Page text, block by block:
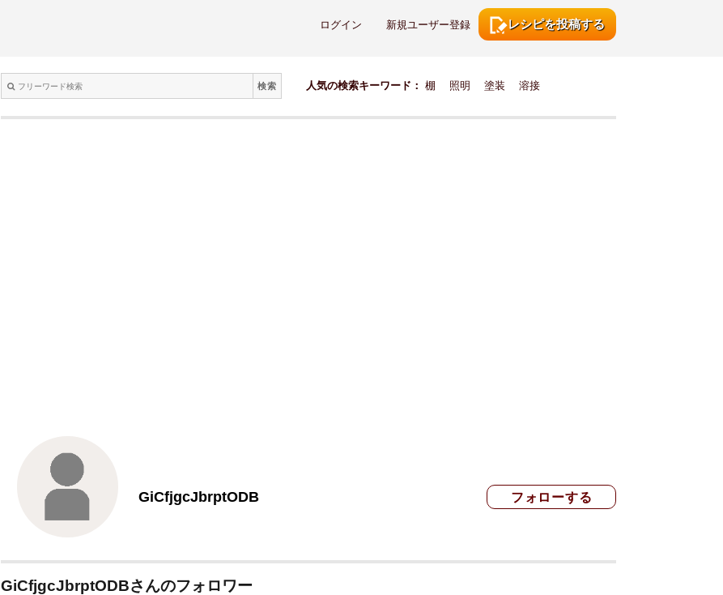
レシピを投稿する
新規ユーザー登録
ログイン
検索 人気の検索キーワード： 棚 照明 塗装 溶接
GiCfjgcJbrptODB
GiCfjgcJbrptODBさんのフォロワー